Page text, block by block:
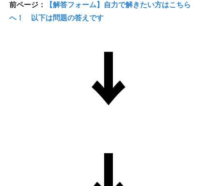
前ページ：
【解答フォーム】自力で解きたい方はこちら
へ！ 以下は問題の答えです